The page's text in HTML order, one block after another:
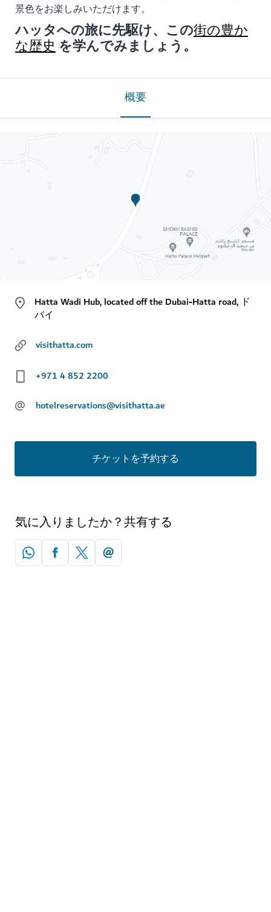
景色をお楽しみいただけます。
ハッタへの旅に先駆け、この街の豊か
な歴史 を学んでみましょう。
概要
Hatta Wadi Hub, located off the Dubai-Hatta road, ド
バイ
visithatta.com
+971 4 852 2200
@ hotelreservations@visithatta.ae
チケットを予約する
気に入りましたか？共有する